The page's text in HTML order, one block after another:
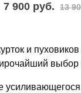
7 900 руб.
13
и